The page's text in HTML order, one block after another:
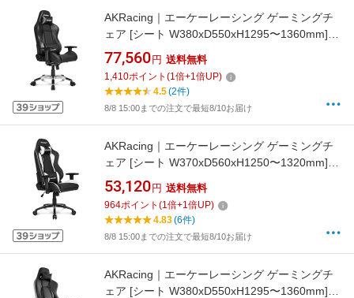
AKRacing｜エーケーレーシング ゲーミングチ
ェア [シート W380xD550xH1295〜1360mm]
Premium カーボンブラック PREMIUM/LOW-
CARBON_BLACK
77,560 円 送料無料
1,410ポイント (1倍+1倍UP)
4.5(2件)
8/8 15:00までの注文で最短8/10お届け
AKRacing｜エーケーレーシング ゲーミングチ
ェア [シート W370xD560xH1250〜1320mm]
Nitro V2 ホワイト NITRO-WHITE/V2 [アームレ
ストあり /ヘッドレストあり /ロッキングあり /
リクライニングあり]
53,120 円 送料無料
964ポイント (1倍+1倍UP)
4.83(6件)
8/8 15:00までの注文で最短8/10お届け
AKRacing｜エーケーレーシング ゲーミングチ
ェア [シート W380xD550xH1295〜1360mm]